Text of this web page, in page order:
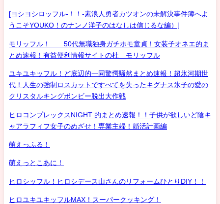
[ヨシヨシロッフル-！！-素浪人勇者カツオンの未解決事件簿へよ
うこそYOUKO！のナンノ洋子のはなしは信じるな編）]
モリッフル！ 50代無職独身ガチホモ童貞！女装子オネエ的ま
とめ速報！有益便利情報サイトの杜 モリッフル
ユキユキッフル！ど底辺的一同驚愕騒然まとめ速報！超氷河期世
代！人生の強制ロスカットですべてを失ったキグナス氷子の愛の
クリスタルキングボンビー脱出大作戦
ヒロコンプレックスNIGHT 的まとめ速報！！子供が欲しいど陰キ
ャアラフィフ女子のめざせ！専業主婦！婚活計画編
萌えっふる！
萌えっとこあに！
ヒロシッフル！ヒロシデース山さんのリフォームひとりDIY！！
ヒロユキユキッフルMAX！スーパークッキング！